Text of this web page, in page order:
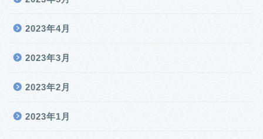
2023年4月
2023年3月
2023年2月
2023年1月